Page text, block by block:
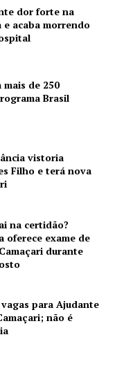
dor forte na
acaba morrendo
de 250
Brasil
vistoria
Filho e terá nova
na certidão?
oferece exame de
durante
para Ajudante
não é